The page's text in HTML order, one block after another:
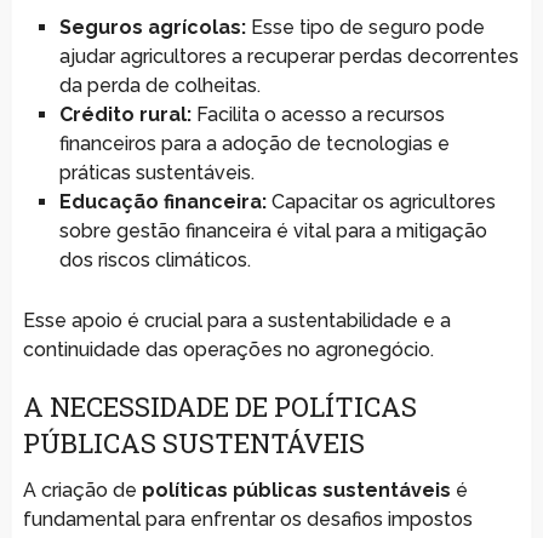
Seguros agrícolas:Esse tipo de seguro pode
ajudar agricultores a recuperar perdas decorrentes
da perda de colheitas.
Crédito rural:Facilita o acesso a recursos
financeiros para a adoção de tecnologias e
práticas sustentáveis.
Educação financeira:Capacitar os agricultores
sobre gestão financeira é vital para a mitigação
dos riscos climáticos.
Esse apoio é crucial para a sustentabilidade e a
continuidade das operações no agronegócio.
A NECESSIDADE DE POLÍTICAS
PÚBLICAS SUSTENTÁVEIS
A criação de políticas públicas sustentáveis é
fundamental para enfrentar os desafios impostos